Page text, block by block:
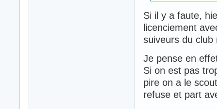
Si il y a faute,
licenciement
suiveurs du club
Je pense en
Si on est pas
pire on a le
refuse et part